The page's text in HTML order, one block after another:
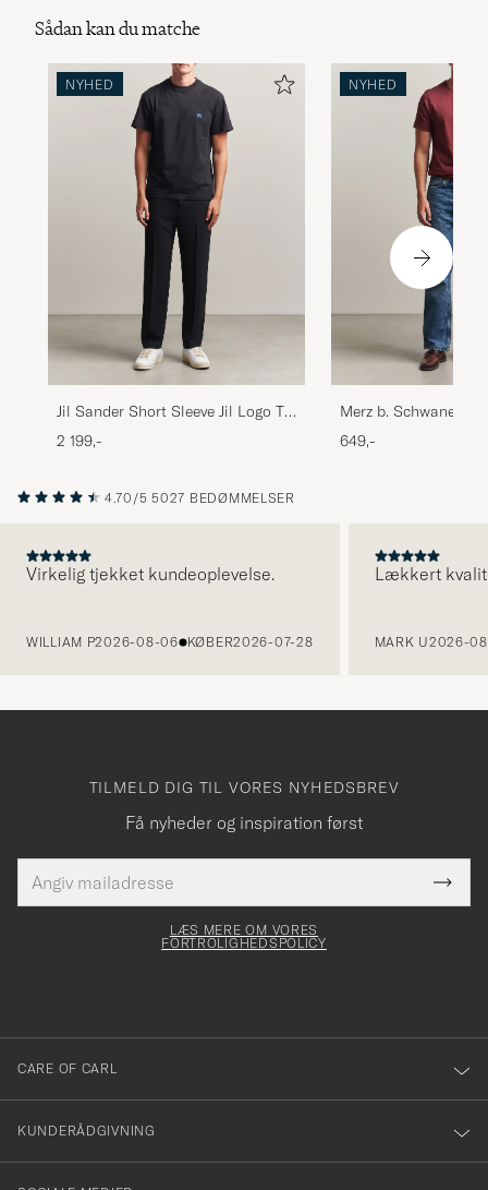
Sådan kan du matche
NYHED
Jil Sander Short Sleeve Jil Logo T-
Shirt Black
2 199,-
NYHED
Merz b. Schwanen
Loopwheeled T-shirt
649,-
4.70/5 5027 BEDØMMELSER
Virkelig tjekket kundeoplevelse.
WILLIAM P2026-08-06 KØBER2026-07-28
Lækkert
MARK U2026-
TILMELD DIG TIL VORES NYHEDSBREV
Få nyheder og inspiration først
mailadresse
skal
Tack
för
dig
till
vårt
nyhetsbrev!
LÆS MERE OM VORES
FORTROLIGHEDSPOLICY
CARE OF CARL
KUNDERÅDGIVNING